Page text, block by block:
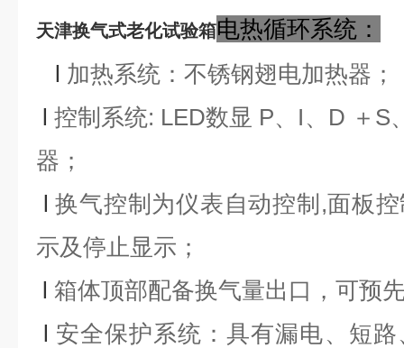
天津换气式老化试验箱电热循环系统：
l 加热系统：不锈钢翅电加热器；
l控制系统: LED数显 P、I、D ＋S
器；
l换气控制为仪表自动控制,面板
示及停止显示；
l 箱体顶部配备换气量出口，可预
l 安全保护系统：具有漏电、短